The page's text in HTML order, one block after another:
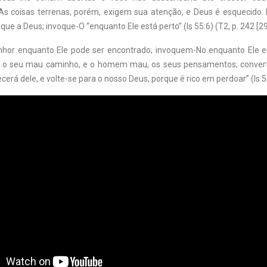
coisas terrenas, porém, exigem sua atenção, e Deus é esquecido.
a Deus; invoque-O “enquanto Ele está perto” (Is 55:6) (T2, p. 242
enquanto Ele pode ser encontrado; invoquem-No enquanto Ele
seu mau caminho, e o homem mau, os seus pensamentos;
dele, e volte-se para o nosso Deus, porque é rico em perdoar” (Is